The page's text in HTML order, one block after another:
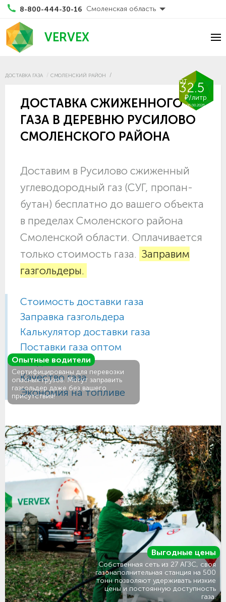
8-800-444-30-16 Смоленская область
VERVEX
ДОСТАВКА ГАЗА СМОЛЕНСКИЙ РАЙОН
от
32.5
₽/литр
06.08.2026
ДОСТАВКА СЖИЖЕННОГО
ГАЗА В ДЕРЕВНЮ РУСИЛОВО
СМОЛЕНСКОГО РАЙОНА
Доставим в Русилово сжиженный
углеводородный газ (СУГ, пропан-
бутан) бесплатно до вашего объекта
в пределах Смоленского района
Смоленской области. Оплачивается
только стоимость газа. Заправим
газгольдеры.
Стоимость доставки газа
Заправка газгольдера
Калькулятор доставки газа
Поставки газа оптом
Газ для АГЗС
Качество газа
Экономия на топливе
Опытные водители
Сертифицированы для перевозки
опасных грузов. Могут заправить
газгольдер даже без вашего
присутствия!
Выгодные цены
Собственная сеть из 27 АГЗС, своя
газонаполнительная станция на 500
тонн позволяют удерживать низкие
цены и постоянную доступность
газа.